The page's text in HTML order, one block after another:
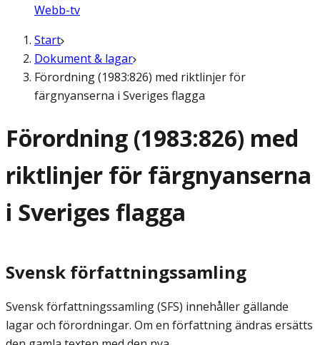
Webb-tv
Start
Dokument & lagar
Förordning (1983:826) med riktlinjer för
färgnyanserna i Sveriges flagga
Förordning (1983:826) med
riktlinjer för färgnyanserna
i Sveriges flagga
Svensk författningssamling
Svensk författningssamling (SFS) innehåller gällande
lagar och förordningar. Om en författning ändras ersätts